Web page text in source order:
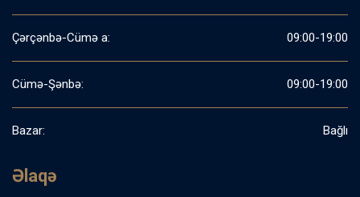
Çərçənbə-Cümə a: 09:00-19:00
Cümə-Şənbə: 09:00-19:00
Bazar: Bağlı
Əlaqə